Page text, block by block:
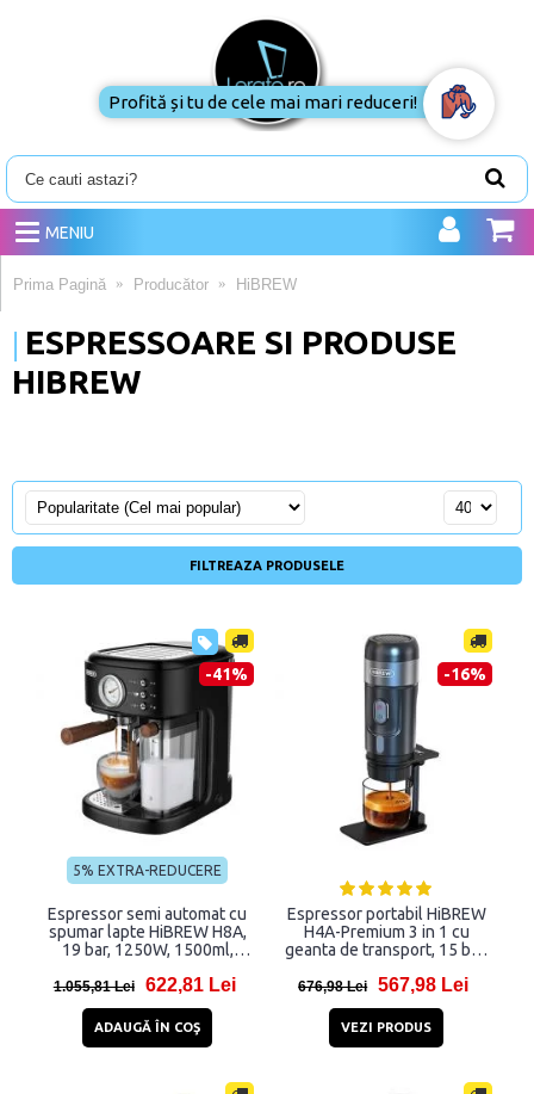
MENIU
Prima Pagină Producător HiBREW
ESPRESSOARE SI PRODUSE
HIBREW
FILTREAZA PRODUSELE
-41%
5% EXTRA-REDUCERE
Espressor semi automat cu
spumar lapte HiBREW H8A,
19 bar, 1250W, 1500ml,
macinata, Negru
1.055,81 Lei 622,81 Lei
ADAUGĂ ÎN COŞ
-16%
Espressor portabil HiBREW
H4A-Premium 3 in 1 cu
geanta de transport, 15 bar,
Cablu USB, Incarcator auto
capsule Nespresso, Dolce
Gusto si cafea macinata,
676,98 Lei 567,98 Lei
VEZI PRODUS
Profită și tu de cele mai mari reduceri!